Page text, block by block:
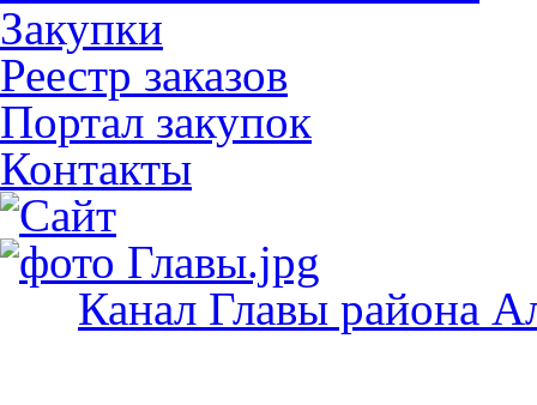
Закупки
Реестр заказов
Портал закупок
Контакты
Канал Главы района